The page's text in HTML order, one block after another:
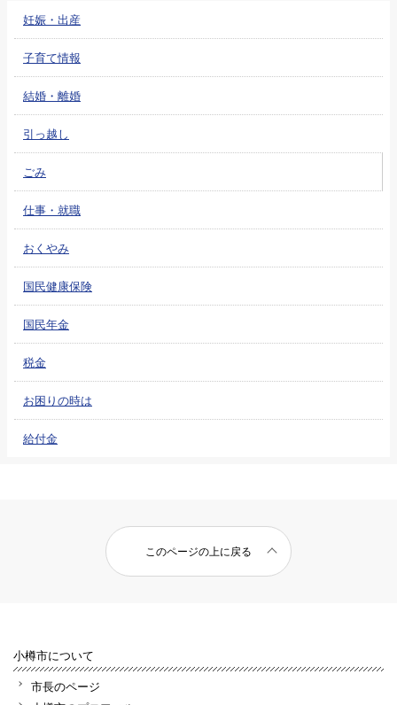
妊娠・出産
子育て情報
結婚・離婚
引っ越し
ごみ
仕事・就職
おくやみ
国民健康保険
国民年金
税金
お困りの時は
給付金
このページの上に戻る
小樽市について
市長のページ